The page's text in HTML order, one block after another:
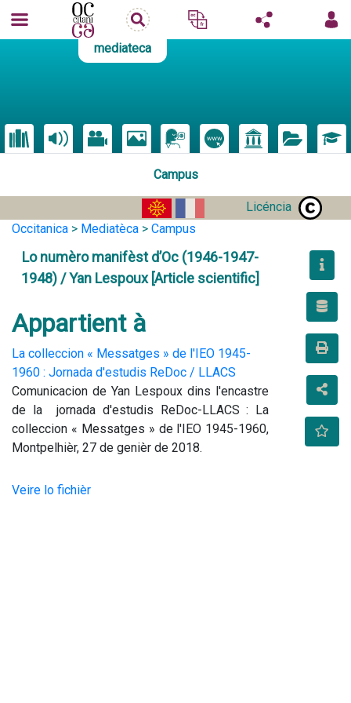
mediateca
Campus
Licéncia
Occitanica > Mediatèca > Campus
Lo numèro manifèst d’Oc (1946-1947-
1948) / Yan Lespoux [Article scientific]
Appartient à
La colleccion « Messatges » de l'IEO 1945-
1960 : Jornada d'estudis ReDoc / LLACS
Comunicacion de Yan Lespoux dins l'encastre
de la  jornada d'estudis ReDoc-LLACS : La
colleccion « Messatges » de l'IEO 1945-1960,
Montpelhièr, 27 de genièr de 2018.
Veire lo fichièr